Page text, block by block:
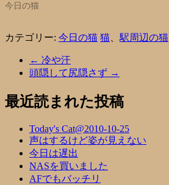
今日の猫
カテゴリー: 今日の猫 猫 駅周辺の猫
← 冷や汗
頭隠して尻隠さず →
最近読まれた投稿
Today's Cat@2010-10-25
声はするけど姿が見えない
今日は遅出
NASを買いました
AFでもバッチリ